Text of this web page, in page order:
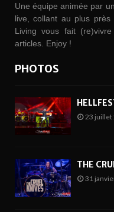
Une équipe animée par
live, collant au plus près
Living vous fait
articles. Enjoy !
PHOTOS
23 juillet
THE
31